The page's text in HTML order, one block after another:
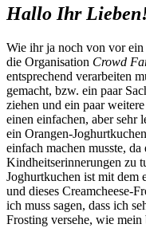
Hallo Ihr
Wie ihr ja noch von vor
die Organisation Crowd
entsprechend verarbeiten
gemacht, bzw. ein paar
ziehen und ein paar
einen einfachen, aber sehr
ein Orangen-
einfach machen musste,
Kindheitserinnerungen zu
Joghurtkuchen ist mit dem
und dieses Creamcheese-
ich muss sagen, dass ich
Frosting versehe, wie mein